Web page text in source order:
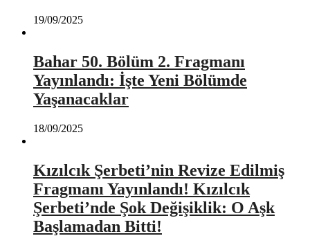
19/09/2025
Bahar 50. Bölüm 2. Fragmanı
Yayınlandı: İşte Yeni Bölümde
Yaşanacaklar
18/09/2025
Kızılcık Şerbeti’nin Revize Edilmiş
Fragmanı Yayınlandı! Kızılcık
Şerbeti’nde Şok Değişiklik: O Aşk
Başlamadan Bitti!